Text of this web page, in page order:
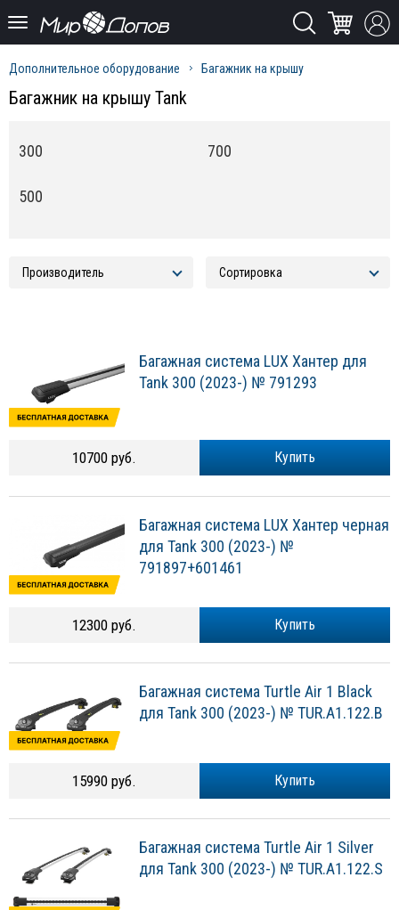
Дополнительное оборудование Багажник на крышу
Багажник на крышу Tank
300
500
700
Багажная система LUX Хантер для
Tank 300 (2023-) № 791293
Купить
10700 руб.
Багажная система LUX Хантер черная
для Tank 300 (2023-) №
791897+601461
Купить
12300 руб.
Багажная система Turtle Air 1 Black
для Tank 300 (2023-) № TUR.A1.122.B
Купить
15990 руб.
Багажная система Turtle Air 1 Silver
для Tank 300 (2023-) № TUR.A1.122.S